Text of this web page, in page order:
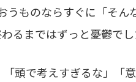
うものならすぐに「そん
るまではずっと憂鬱でし
頭で考えすぎるな」「